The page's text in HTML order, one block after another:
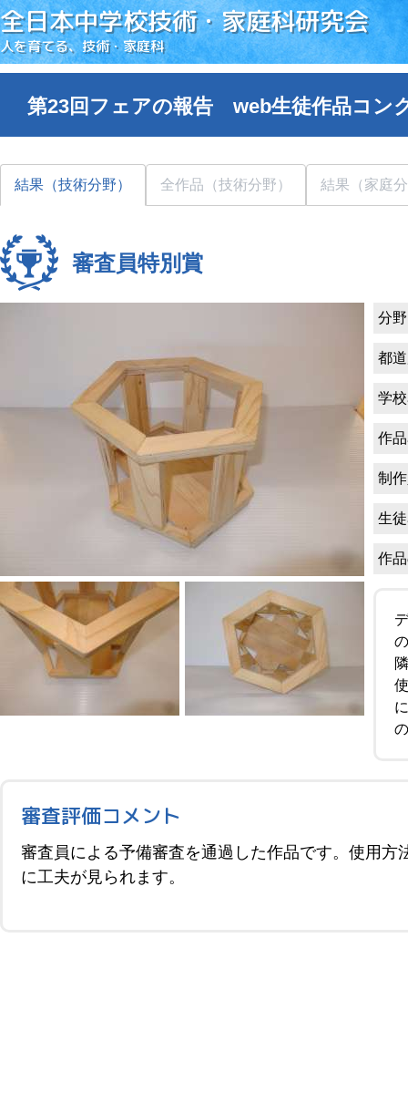
全日本中学校技術・家庭科研究会
人を育てる、技術・家庭科
第23回フェアの報告 web生徒作品コン
結果（技術分野） 全作品（技術分野） 結果（家庭
審査員特別賞
分
都
学
作
制
生
作
審査評価コメント
審査員による予備審査を通過した作品です。使用
に工夫が見られます。